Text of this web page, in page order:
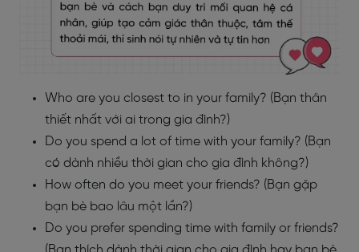
Who are you closest to in your family? (Bạn thân
thiết nhất với ai trong gia đình?)
Do you spend a lot of time with your family? (Bạn
có dành nhiều thời gian cho gia đình không?)
How often do you meet your friends? (Bạn gặp
bạn bè bao lâu một lần?)
Do you prefer spending time with family or friends?